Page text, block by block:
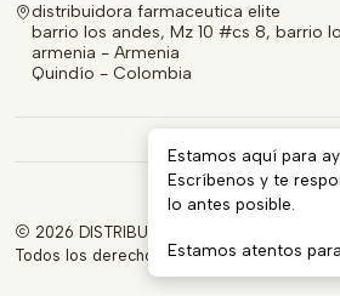
distribuidora farmaceutica elite
barrio los andes, Mz 10 #cs 8, barrio
armenia - Armenia
Quindío - Colombia
2026 DISTRIBUIDORA FARMACÉUTICA
Todos los derechos reservados.
Estamos aquí para
Escríbenos y te
lo antes posible.
Estamos atentos